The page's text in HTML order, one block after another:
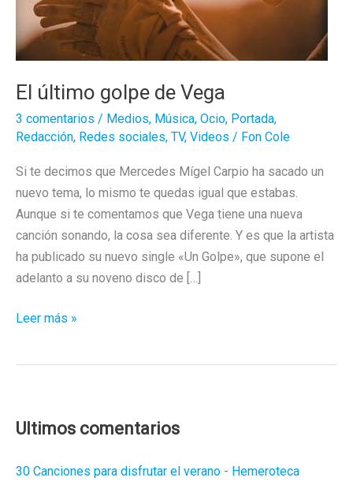
El último golpe de Vega
3 comentarios / Medios, Música, Ocio, Portada,
Redacción, Redes sociales, TV, Videos / Fon Cole
Si te decimos que Mercedes Mígel Carpio ha sacado un
nuevo tema, lo mismo te quedas igual que estabas.
Aunque si te comentamos que Vega tiene una nueva
canción sonando, la cosa sea diferente. Y es que la artista
ha publicado su nuevo single «Un Golpe», que supone el
adelanto a su noveno disco de […]
El
Leer más »
Ultimos comentarios
30 Canciones para disfrutar el verano - Hemeroteca